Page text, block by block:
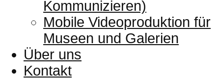
Kommunizieren)
Mobile Videoproduktion für
Museen und Galerien
Über uns
Kontakt